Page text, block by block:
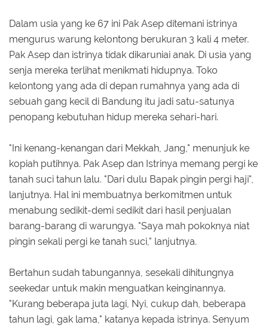
Dalam usia yang ke 67 ini Pak Asep ditemani istrinya
mengurus warung kelontong berukuran 3 kali 4 meter.
Pak Asep dan istrinya tidak dikaruniai anak. Di usia yang
senja mereka terlihat menikmati hidupnya. Toko
kelontong yang ada di depan rumahnya yang ada di
sebuah gang kecil di Bandung itu jadi satu-satunya
penopang kebutuhan hidup mereka sehari-hari.
"Ini kenang-kenangan dari Mekkah, Jang," menunjuk ke
kopiah putihnya. Pak Asep dan Istrinya memang pergi ke
tanah suci tahun lalu. "Dari dulu Bapak pingin pergi haji",
lanjutnya. Hal ini membuatnya berkomitmen untuk
menabung sedikit-demi sedikit dari hasil penjualan
barang-barang di warungya. "Saya mah pokoknya niat
pingin sekali pergi ke tanah suci," lanjutnya.
Bertahun sudah tabungannya, sesekali dihitungnya
seekedar untuk makin menguatkan keinginannya.
"Kurang beberapa juta lagi, Nyi, cukup dah, beberapa
tahun lagi, gak lama," katanya kepada istrinya. Senyum